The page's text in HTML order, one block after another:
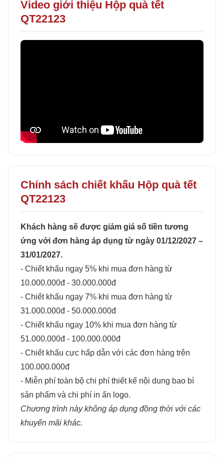
Video giới thiệu Hộp quà tết
QT22123
Chính sách chiết khấu Hộp quà tết
QT22123
Khách hàng sẽ được giảm giá số tiền tương
ứng với đơn hàng áp dụng từ ngày 01/12/2027 –
31/01/2027.
- Chiết khấu ngay 5% khi mua đơn hàng từ
10.000.000đ - 30.000.000đ
- Chiết khấu ngay 7% khi mua đơn hàng từ
31.000.000đ - 50.000.000đ
- Chiết khấu ngay 10% khi mua đơn hàng từ
51.000.000đ - 100.000.000đ
- Chiết khấu cực hấp dẫn với các đơn hàng trên
100.000.000đ
- Miễn phí toàn bộ chi phí thiết kế nội dung bao bì
sản phẩm và chi phí in ấn logo.
Chương trình này không áp dụng đồng thời với các
khuyến mãi khác.